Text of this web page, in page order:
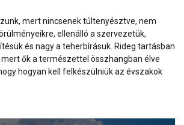
mert nincsenek túltenyésztve, nem
ellenálló a szervezetük,
és nagy a teherbírásuk. Rideg tartásban
ők a természettel összhangban élve
hogyan kell felkészülniük az évszakok